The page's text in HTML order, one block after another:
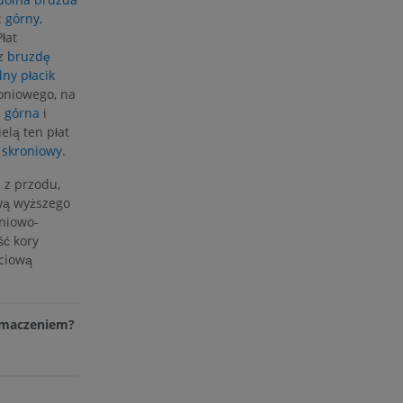
górny,
bruzdę
płacik
na
górna i
ten płat
.
z przodu,
wyższego
kory